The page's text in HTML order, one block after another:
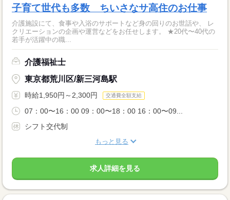
子育て世代も多数 ちいさなサ高住のお仕事
介護施設にて、食事や入浴のサポートなど身の回りのお世話や、 レ
クリエーションの企画や運営などをお任せします。 ★20代〜40代の
若手が活躍中の職...
介護福祉士
東京都荒川区/新三河島駅
時給1,950円～2,300円 交通費全額支給
07：00〜16：00 09：00〜18：00 16：00〜09...
シフト交代制
もっと見る
求人詳細を見る